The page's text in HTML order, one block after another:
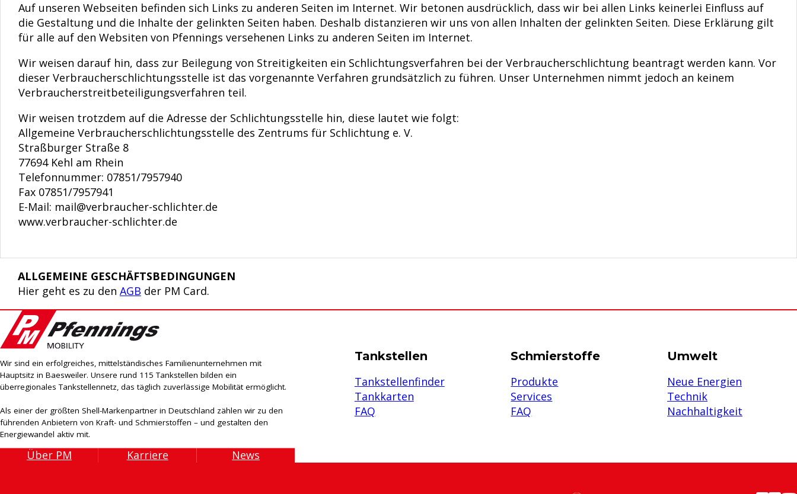
Auf unseren Webseiten befinden sich Links zu anderen Seiten im Internet. Wir betonen ausdrücklich, dass wir bei allen Links keinerlei Einfluss auf
die Gestaltung und die Inhalte der gelinkten Seiten haben. Deshalb distanzieren wir uns von allen Inhalten der gelinkten Seiten. Diese Erklärung gilt
für alle auf den Websiten von Pfennings versehenen Links zu anderen Seiten im Internet.
Wir weisen darauf hin, dass zur Beilegung von Streitigkeiten ein Schlichtungsverfahren bei der Verbraucherschlichtung beantragt werden kann. Vor
dieser Verbraucherschlichtungsstelle ist das vorgenannte Verfahren grundsätzlich zu führen. Unser Unternehmen nimmt jedoch an keinem
Verbraucherstreitbeteiligungsverfahren teil.
Wir weisen trotzdem auf die Adresse der Schlichtungsstelle hin, diese lautet wie folgt:
Allgemeine Verbraucherschlichtungsstelle des Zentrums für Schlichtung e. V.
Straßburger Straße 8
77694 Kehl am Rhein
Telefonnummer: 07851/7957940
Fax 07851/7957941
E-Mail: mail@verbraucher-schlichter.de
www.verbraucher-schlichter.de
ALLGEMEINE GESCHÄFTSBEDINGUNGEN
Hier geht es zu den AGB der PM Card.
Wir sind ein erfolgreiches, mittelständisches Familienunternehmen mit
Hauptsitz in Baesweiler. Unsere rund 115 Tankstellen bilden ein
überregionales Tankstellennetz, das täglich zuverlässige Mobilität ermöglicht.
Als einer der größten Shell-Markenpartner in Deutschland zählen wir zu den
führenden Anbietern von Kraft- und Schmierstoffen – und gestalten den
Energiewandel aktiv mit.
Über PM Karriere News
Tankstellen
Tankstellenfinder
Tankkarten
FAQ
Schmierstoffe
Produkte
Services
FAQ
Umwelt
Neue Energien
Technik
Nachhaltigkeit